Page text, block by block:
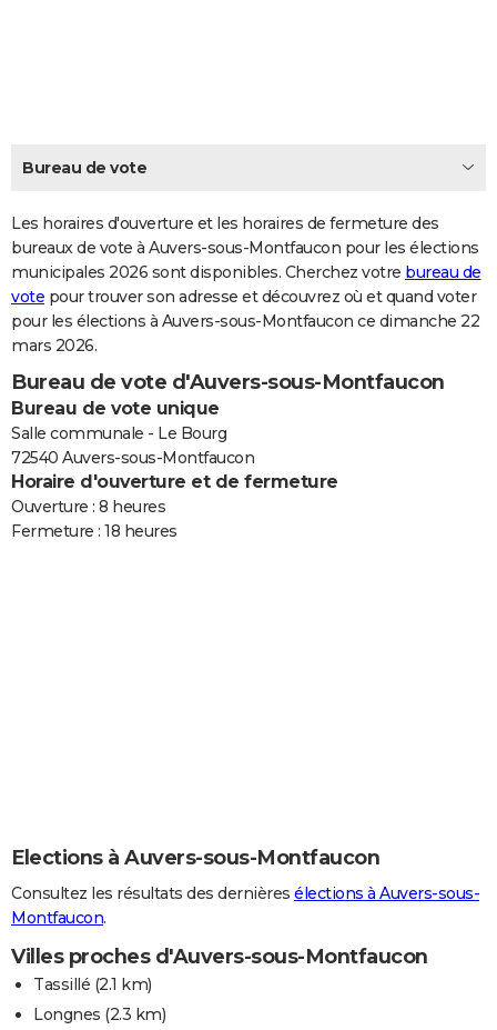
CARTE DE VOEUX
Dictionnaire
Biographies
Citations
Expressions
Proverbes
PROGRAMME TV
COPAINS D'AVANT
S'inscrire
Se connecter
Lycées
Collèges
Primaires
Universités
Entreprises
Service militaire
Avis de recherche
AVIS DE DÉCÈS
FORUM
Bricolage
Lifestyle
Culture
Sport
Auto
Television
Voyage
Cinema
Bureau de vote
Les horaires d'ouverture et les horaires de fermeture des
bureaux de vote à Auvers-sous-Montfaucon pour les élections
municipales 2026 sont disponibles. Cherchez votre bureau de
vote pour trouver son adresse et découvrez où et quand voter
pour les élections à Auvers-sous-Montfaucon ce dimanche 22
mars 2026.
Bureau de vote d'Auvers-sous-Montfaucon
Bureau de vote unique
Salle communale - Le Bourg
72540 Auvers-sous-Montfaucon
Horaire d'ouverture et de fermeture
Ouverture : 8 heures
Fermeture : 18 heures
Elections à Auvers-sous-Montfaucon
Consultez les résultats des dernières élections à Auvers-sous-
Montfaucon.
Villes proches d'Auvers-sous-Montfaucon
Tassillé (2.1 km)
Longnes (2.3 km)